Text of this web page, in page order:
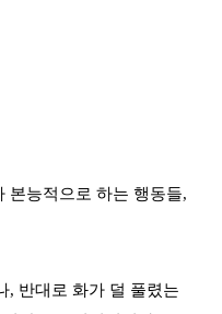
본능적으로 하는 행동들,
, 반대로 화가 덜 풀렸는